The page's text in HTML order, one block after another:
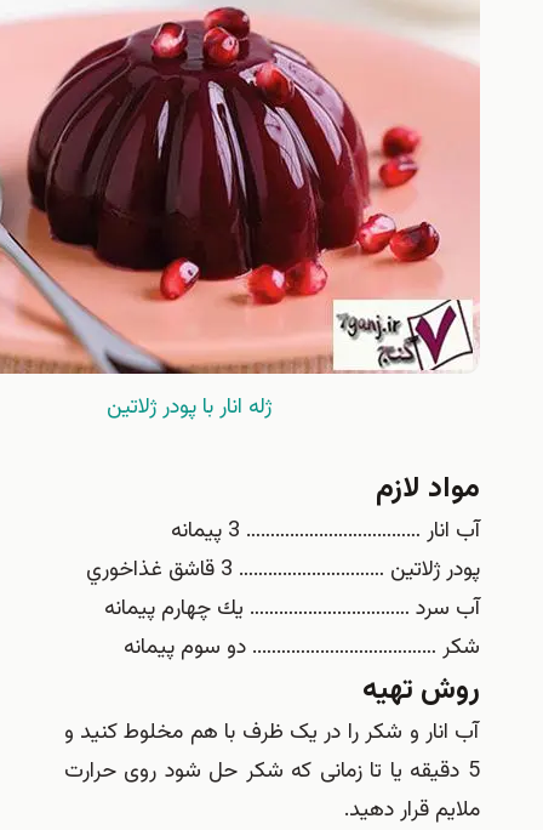
ژله انار با پودر ژلاتين
لازم
……………………………… 3 پيمانه
………………………… 3 قاشق غذاخوري
…………………………… يك چهارم پيمانه
دو سوم پيمانه
تهیه
و شکر را در یک ظرف با هم مخلوط کنید و
یا تا زمانی که شکر حل شود روی حرارت
قرار دهید.